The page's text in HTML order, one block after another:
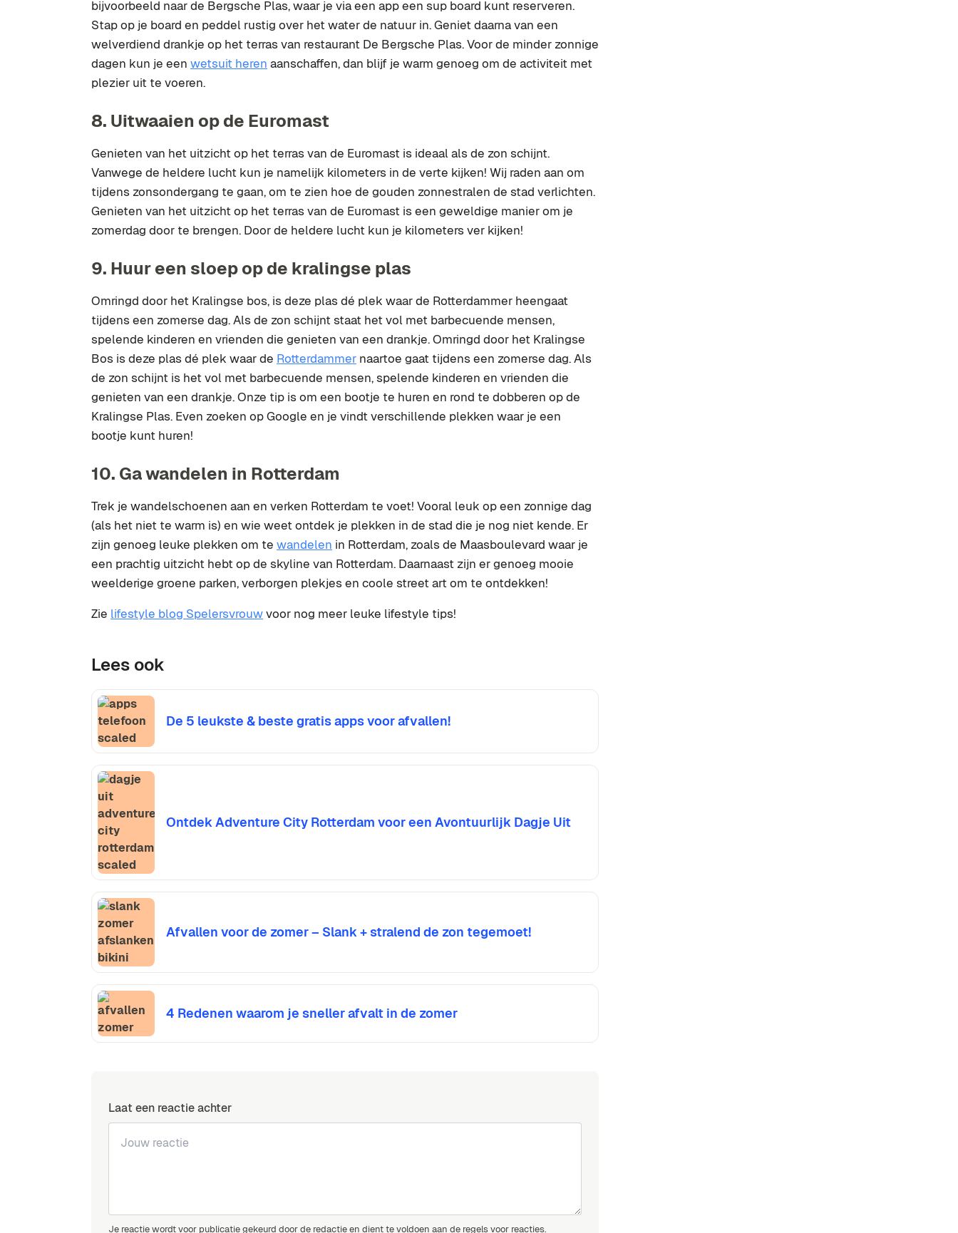
bijvoorbeeld naar de Bergsche Plas, waar je via een app een sup board kunt reserveren.
Stap op je board en peddel rustig over het water de natuur in. Geniet daarna van een
welverdiend drankje op het terras van restaurant De Bergsche Plas. Voor de minder zonnige
dagen kun je een wetsuit heren aanschaffen, dan blijf je warm genoeg om de activiteit met
plezier uit te voeren.
8. Uitwaaien op de Euromast
Genieten van het uitzicht op het terras van de Euromast is ideaal als de zon schijnt.
Vanwege de heldere lucht kun je namelijk kilometers in de verte kijken! Wij raden aan om
tijdens zonsondergang te gaan, om te zien hoe de gouden zonnestralen de stad verlichten.
Genieten van het uitzicht op het terras van de Euromast is een geweldige manier om je
zomerdag door te brengen. Door de heldere lucht kun je kilometers ver kijken!
9. Huur een sloep op de kralingse plas
Omringd door het Kralingse bos, is deze plas dé plek waar de Rotterdammer heengaat
tijdens een zomerse dag. Als de zon schijnt staat het vol met barbecuende mensen,
spelende kinderen en vrienden die genieten van een drankje. Omringd door het Kralingse
Bos is deze plas dé plek waar de Rotterdammer naartoe gaat tijdens een zomerse dag. Als
de zon schijnt is het vol met barbecuende mensen, spelende kinderen en vrienden die
genieten van een drankje. Onze tip is om een bootje te huren en rond te dobberen op de
Kralingse Plas. Even zoeken op Google en je vindt verschillende plekken waar je een
bootje kunt huren!
10. Ga wandelen in Rotterdam
Trek je wandelschoenen aan en verken Rotterdam te voet! Vooral leuk op een zonnige dag
(als het niet te warm is) en wie weet ontdek je plekken in de stad die je nog niet kende. Er
zijn genoeg leuke plekken om te wandelen in Rotterdam, zoals de Maasboulevard waar je
een prachtig uitzicht hebt op de skyline van Rotterdam. Daarnaast zijn er genoeg mooie
weelderige groene parken, verborgen plekjes en coole street art om te ontdekken!
Zie lifestyle blog Spelersvrouwvoor nog meer leuke lifestyle tips!
Lees ook
De 5 leukste & beste gratis apps voor afvallen!
Ontdek Adventure City Rotterdam voor een Avontuurlijk Dagje Uit
Afvallen voor de zomer – Slank + stralend de zon tegemoet!
4 Redenen waarom je sneller afvalt in de zomer
Laat een reactie achter
Je reactie wordt voor publicatie gekeurd door de redactie en dient te voldoen aan de regels voor reacties.